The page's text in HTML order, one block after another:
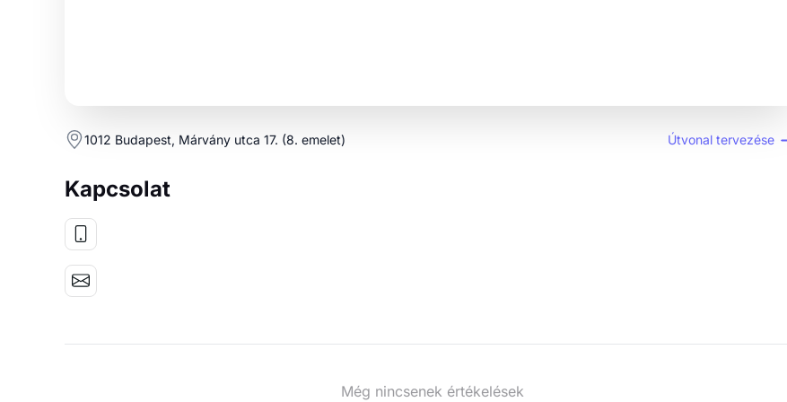
1012 Budapest, Márvány utca 17. (8. emelet) Útvonal tervezése
Kapcsolat
Még nincsenek értékelések